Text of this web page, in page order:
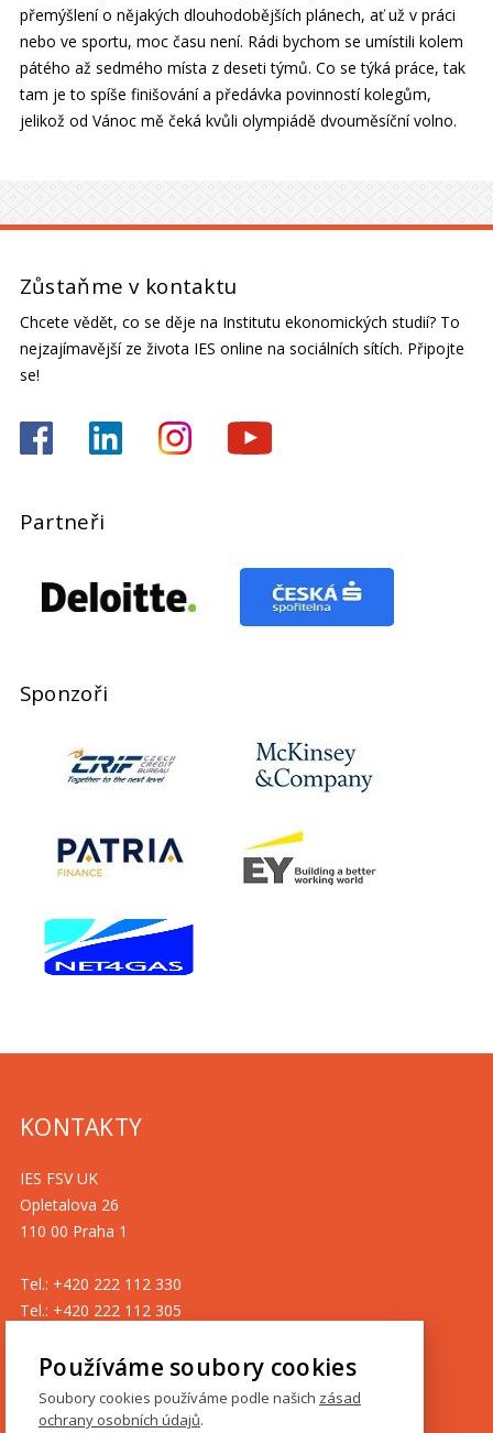
přemýšlení o nějakých dlouhodobějších plánech, ať už v práci
nebo ve sportu, moc času není. Rádi bychom se umístili kolem
pátého až sedmého místa z deseti týmů. Co se týká práce, tak
tam je to spíše finišování a předávka povinností kolegům,
jelikož od Vánoc mě čeká kvůli olympiádě dvouměsíční volno.
Zůstaňme v kontaktu
Chcete vědět, co se děje na Institutu ekonomických studií? To
nejzajímavější ze života IES online na sociálních sítích. Připojte
se!
Partneři
Sponzoři
KONTAKTY
IES FSV UK
Opletalova 26
110 00 Praha 1
Tel.: +420 222 112 330
Tel.: +420 222 112 305
GDPR
Používáme soubory cookies
Soubory cookies používáme podle našich zásad
ochrany osobních údajů.